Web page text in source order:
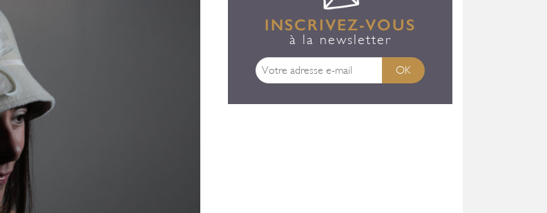
INSCRIVEZ-VOUS
à la newsletter